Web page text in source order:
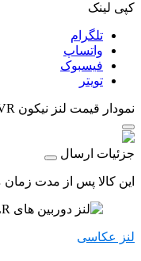
کپی لینک
تلگرام
واتساپ
فیسبوک
تویتر
نمودار قیمت لنز نیکون Nikon AF-S NIKKOR 70-200mm f/2.8E FL ED VR
جزئیات ارسال
این کالا پس از مدت
لنز عکاسی